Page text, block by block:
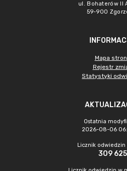
ul. Bohaterów II
59-900
Mapa
Rejestr
Statystyki
Ostatnia
2026-08-06
Licznik odwiedzin
309 625